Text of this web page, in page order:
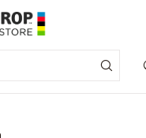
cafetera V60?
V60?